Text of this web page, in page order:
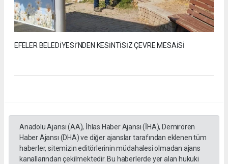
EFELER BELEDİYESİ’NDEN KESİNTİSİZ ÇEVRE MESAİSİ
Anadolu Ajansı (AA), İhlas Haber Ajansı (İHA), Demirören
Haber Ajansı (DHA) ve diğer ajanslar tarafından eklenen tüm
haberler, sitemizin editörlerinin müdahalesi olmadan ajans
kanallarından çekilmektedir. Bu haberlerde yer alan hukuki